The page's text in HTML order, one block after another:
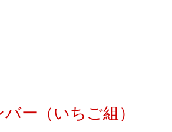
ー（いちご組）